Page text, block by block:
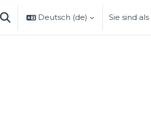
SUCHEINGABE UMSCHALTEN
Deutsch ‎(de)‎ Sie sind